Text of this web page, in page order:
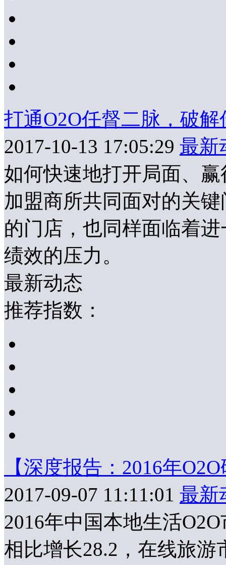
打通O2O任督二脉，破
2017-10-13 17:05:29 最新
如何快速地打开局面、
加盟商所共同面对的关
的门店，也同样面临着
绩效的压力。
最新动态
推荐指数：
【深度报告：2016年
2017-09-07 11:11:01 最新
2016年中国本地生活
相比增长28.2，在线旅游